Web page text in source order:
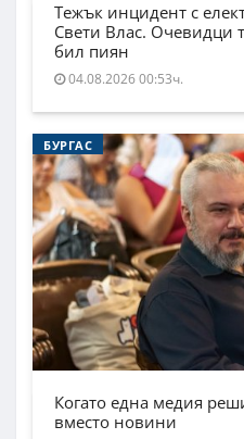
Тежък инцидент с
Свети Влас. Очевидци
бил пиян
04.08.2026 00:53ч.
БУРГАС
Когато една медия
вместо новини